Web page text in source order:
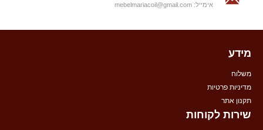
אימייל: mebelmariacoil@gmail.com
מידע
משלוח
מדיניות פרטיות
תקנון אתר
שירות לקוחות